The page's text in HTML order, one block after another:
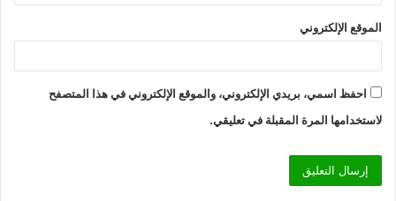
الموقع الإلكتروني
احفظ اسمي، بريدي الإلكتروني، والموقع الإلكتروني في هذا المتصفح
لاستخدامها المرة المقبلة في تعليقي.